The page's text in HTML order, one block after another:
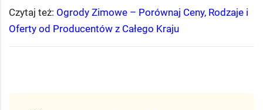
Czytaj też: Ogrody Zimowe – Porównaj Ceny, Rodzaje i
Oferty od Producentów z Całego Kraju​